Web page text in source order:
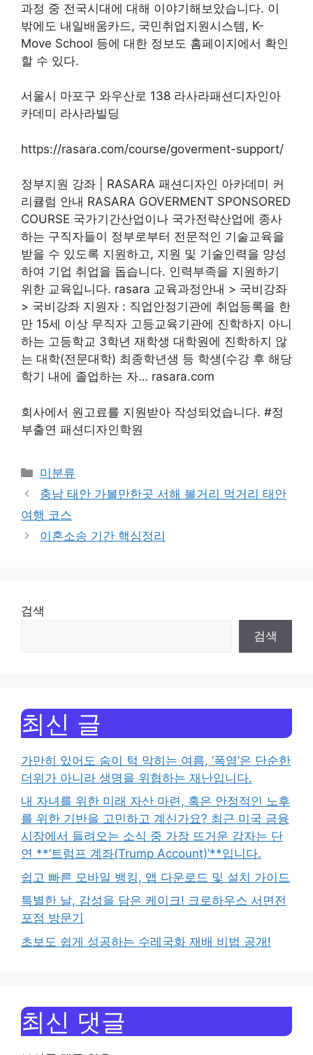
과정 중 전국시대에 대해 이야기해보았습니다. 이
밖에도 내일배움카드, 국민취업지원시스템, K-
Move School 등에 대한 정보도 홈페이지에서 확인
할 수 있다.
서울시 마포구 와우산로 138 라사라패션디자인아
카데미 라사라빌딩
https://rasara.com/course/goverment-support/
정부지원 강좌 | RASARA 패션디자인 아카데미 커
리큘럼 안내 RASARA GOVERMENT SPONSORED
COURSE 국가기간산업이나 국가전략산업에 종사
하는 구직자들이 정부로부터 전문적인 기술교육을
받을 수 있도록 지원하고, 지원 및 기술인력을 양성
하여 기업 취업을 돕습니다. 인력부족을 지원하기
위한 교육입니다. rasara 교육과정안내 > 국비강좌
> 국비강좌 지원자 : 직업안정기관에 취업등록을 한
만 15세 이상 무직자 고등교육기관에 진학하지 아니
하는 고등학교 3학년 재학생 대학원에 진학하지 않
는 대학(전문대학) 최종학년생 등 학생(수강 후 해당
학기 내에 졸업하는 자… rasara.com
회사에서 원고료를 지원받아 작성되었습니다. #정
부출연 패션디자인학원
Categories
미분류
충남 태안 가볼만한곳 서해 볼거리 먹거리 태안
여행 코스
이혼소송 기간 핵심정리
검색
검색
최신 글
가만히 있어도 숨이 턱 막히는 여름, ‘폭염’은 단순한
더위가 아니라 생명을 위협하는 재난입니다.
내 자녀를 위한 미래 자산 마련, 혹은 안정적인 노후
를 위한 기반을 고민하고 계신가요? 최근 미국 금융
시장에서 들려오는 소식 중 가장 뜨거운 감자는 단
연 **’트럼프 계좌(Trump Account)’**입니다.
쉽고 빠른 모바일 뱅킹, 앱 다운로드 및 설치 가이드
특별한 날, 감성을 담은 케이크! 크로하우스 서면전
포점 방문기
초보도 쉽게 성공하는 수레국화 재배 비법 공개!
최신 댓글